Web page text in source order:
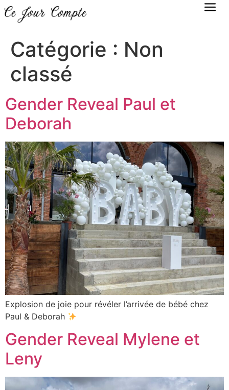
Catégorie : Non
classé
Gender Reveal Paul et
Deborah
Explosion de joie pour révéler l’arrivée de bébé chez
Paul & Deborah
Gender Reveal Mylene et
Leny